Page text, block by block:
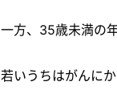
一方、35歳未満の
若いうちはがんに